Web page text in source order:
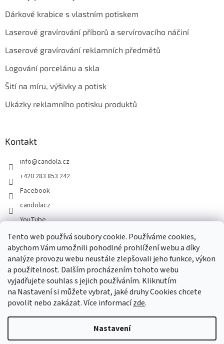
Tento web používá soubory cookie. Používáme cookies,
abychom Vám umožnili pohodlné prohlížení webu a díky
analýze provozu webu neustále zlepšovali jeho funkce, výkon
a použitelnost. Dalším procházením tohoto webu
vyjadřujete souhlas s jejich používáním. Kliknutím
na Nastavení si můžete vybrat, jaké druhy Cookies chcete
povolit nebo zakázat. Více informacízde.
Nastavení
Dárkové krabice s vlastním potiskem
Laserové gravírování příborů a servírovacího náčiní
Laserové gravírování reklamních předmětů
Logování porcelánu a skla
Šití na míru, výšivky a potisk
Ukázky reklamního potisku produktů
Kontakt
info@candola.cz
+420 283 853 242
Facebook
candolacz
YouTube
Přijímáme online platby